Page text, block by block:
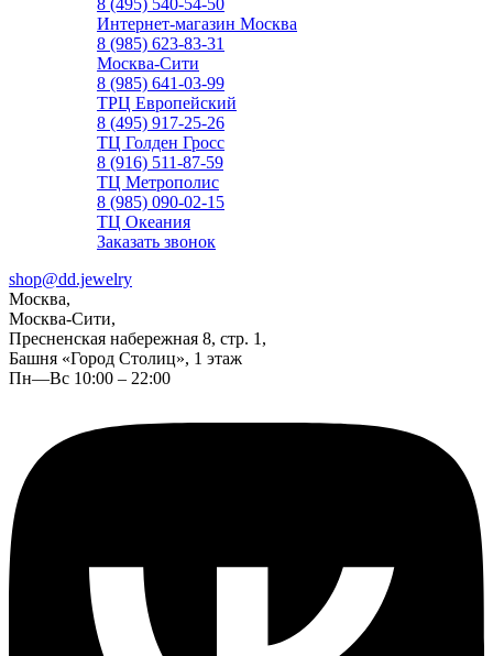
8 (495) 540-54-50
Интернет-магазин Москва
8 (985) 623-83-31
Москва-Сити
8 (985) 641-03-99
ТРЦ Европейский
8 (495) 917-25-26
ТЦ Голден Гросс
8 (916) 511-87-59
ТЦ Метрополис
8 (985) 090-02-15
ТЦ Океания
Заказать звонок
shop@dd.jewelry
Москва,
Москва-Сити,
Пресненская набережная 8, стр. 1,
Башня «Город Столиц», 1 этаж
Пн—Вс 10:00 – 22:00